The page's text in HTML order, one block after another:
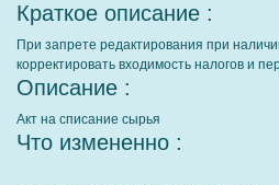
Краткое описание :
При запрете редактирования при
корректировать входимость налогов и
Описание :
Акт на списание сырья
Что измененно :